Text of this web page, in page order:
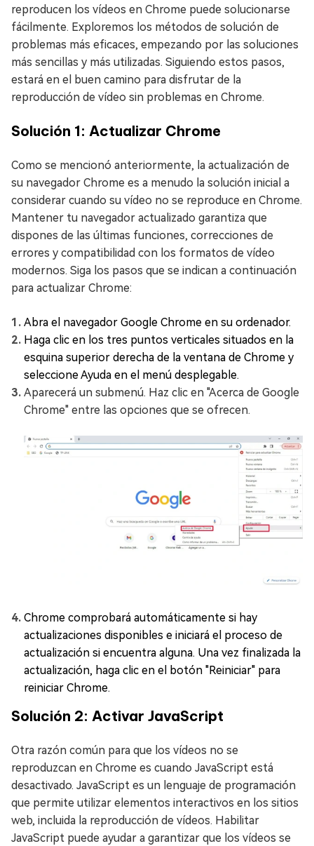
reproducen los vídeos en Chrome puede solucionarse
fácilmente. Exploremos los métodos de solución de
problemas más eficaces, empezando por las soluciones
más sencillas y más utilizadas. Siguiendo estos pasos,
estará en el buen camino para disfrutar de la
reproducción de vídeo sin problemas en Chrome.
Solución 1: Actualizar Chrome
Como se mencionó anteriormente, la actualización de
su navegador Chrome es a menudo la solución inicial a
considerar cuando su vídeo no se reproduce en Chrome.
Mantener tu navegador actualizado garantiza que
dispones de las últimas funciones, correcciones de
errores y compatibilidad con los formatos de vídeo
modernos. Siga los pasos que se indican a continuación
para actualizar Chrome:
Abra el navegador Google Chrome en su ordenador.
Haga clic en los tres puntos verticales situados en la
esquina superior derecha de la ventana de Chrome y
seleccione Ayuda en el menú desplegable.
Aparecerá un submenú. Haz clic en "Acerca de Google
Chrome" entre las opciones que se ofrecen.
Chrome comprobará automáticamente si hay
actualizaciones disponibles e iniciará el proceso de
actualización si encuentra alguna. Una vez finalizada la
actualización, haga clic en el botón "Reiniciar" para
reiniciar Chrome.
Solución 2: Activar JavaScript
Otra razón común para que los vídeos no se
reproduzcan en Chrome es cuando JavaScript está
desactivado. JavaScript es un lenguaje de programación
que permite utilizar elementos interactivos en los sitios
web, incluida la reproducción de vídeos. Habilitar
JavaScript puede ayudar a garantizar que los vídeos se